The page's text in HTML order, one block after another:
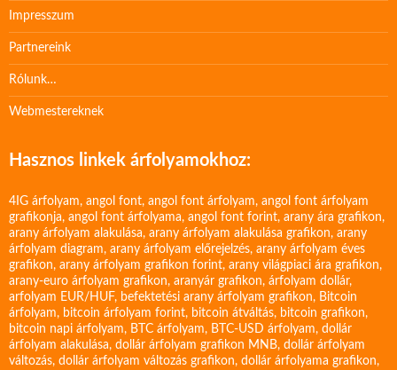
Impresszum
Partnereink
Rólunk…
Webmestereknek
Hasznos linkek árfolyamokhoz:
4IG árfolyam, angol font, angol font árfolyam, angol font árfolyam
grafikonja, angol font árfolyama, angol font forint, arany ára grafikon,
arany árfolyam alakulása, arany árfolyam alakulása grafikon, arany
árfolyam diagram, arany árfolyam előrejelzés, arany árfolyam éves
grafikon, arany árfolyam grafikon forint, arany világpiaci ára grafikon,
arany-euro árfolyam grafikon, aranyár grafikon, árfolyam dollár,
arfolyam EUR/HUF, befektetési arany árfolyam grafikon, Bitcoin
árfolyam, bitcoin árfolyam forint, bitcoin átváltás, bitcoin grafikon,
bitcoin napi árfolyam, BTC árfolyam, BTC-USD árfolyam, dollár
árfolyam alakulása, dollár árfolyam grafikon MNB, dollár árfolyam
változás, dollár árfolyam változás grafikon, dollár árfolyama grafikon,